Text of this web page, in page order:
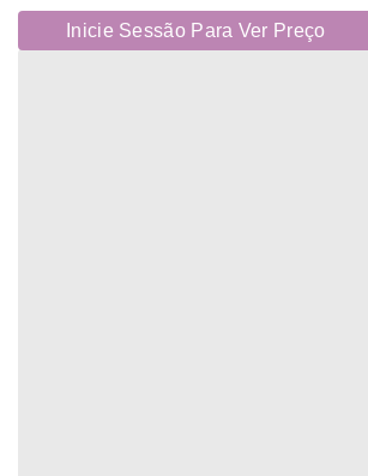
Inicie Sessão Para Ver Preço